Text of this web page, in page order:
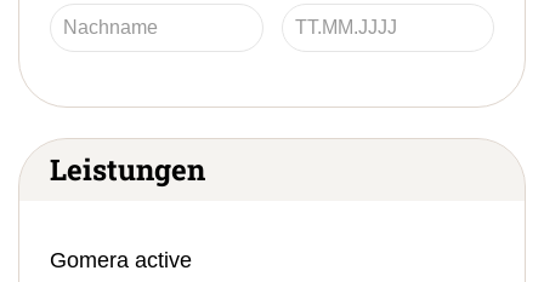
Leistungen
Gomera active